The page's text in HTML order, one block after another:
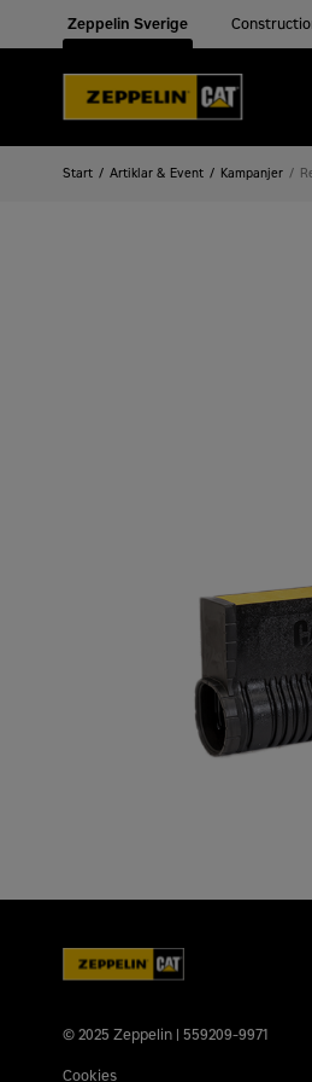
Zeppelin Sverige
Start Artiklar & Event Kampanjer
© 2025 Zeppelin | 559209-9971
Cookies